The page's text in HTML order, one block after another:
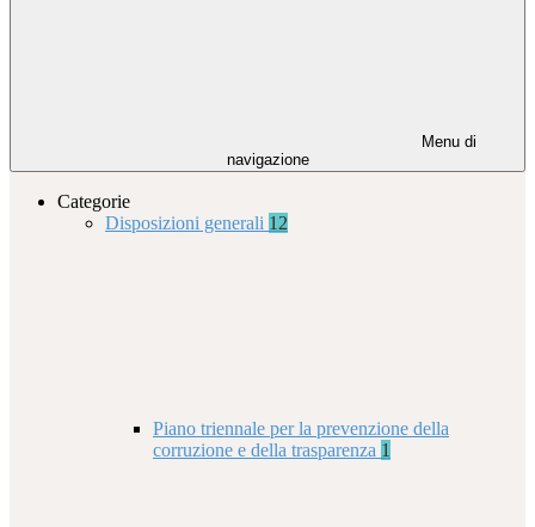
Menu di
navigazione
Categorie
Disposizioni generali 12
Piano triennale per la prevenzione della
corruzione e della trasparenza 1